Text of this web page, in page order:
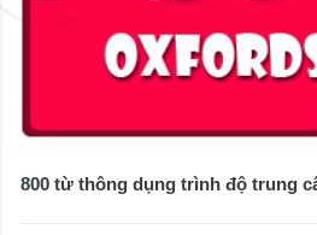
800 từ thông dụng trình độ trung